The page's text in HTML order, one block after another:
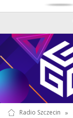
Radio Szczecin »